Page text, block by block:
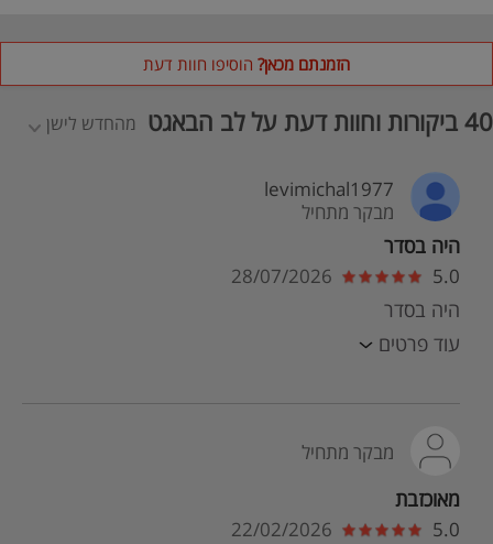
הזמנתם מכאן? הוסיפו חוות דעת
40 ביקורות וחוות דעת על לב הבאגט מהחדש לישן
levimichal1977
מבקר מתחיל
היה בסדר
5.0
28/07/2026
היה בסדר
עוד פרטים
מבקר מתחיל
מאוכזבת
5.0
22/02/2026